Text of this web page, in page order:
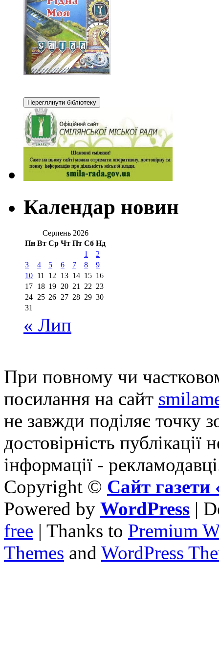
Календар новин
Серпень 2026
Пн Вт Ср Чт Пт Сб Нд
1
2
3
4 5 6 7 8
9
10 11 12 13 14 15 16
17 18 19 20 21 22 23
24 25 26 27 28 29 30
31
« Лип
При повному чи
посилання на сайт
не завжди поділяє точку
достовірність публікації
інформації -
Copyright © Сайт
Powered by WordPress |
free | Thanks to Premium
Themes and WordPress